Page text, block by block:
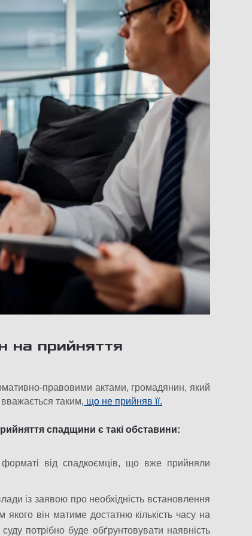
на прийняття
правовими актами, громадянин, який
таким, що не прийняв її.
спадщини є такі обставини:
від спадкоємців, що вже прийняли
із заявою про необхідність встановлення
він матиме достатню кількість часу на
потрібно буде обґрунтовувати наявність